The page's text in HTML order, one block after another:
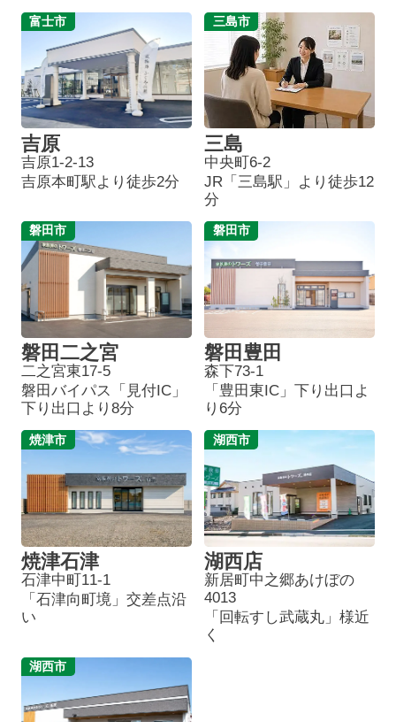
富士市
吉原
吉原1-2-13
吉原本町駅より徒歩2分
三島市
三島
中央町6-2
JR「三島駅」より徒歩12
分
磐田市
磐田二之宮
二之宮東17-5
磐田バイパス「見付IC」
下り出口より8分
磐田市
磐田豊田
森下73-1
「豊田東IC」下り出口よ
り6分
焼津市
焼津石津
石津中町11-1
「石津向町境」交差点沿
い
湖西市
湖西店
新居町中之郷あけぼの
4013
「回転すし武蔵丸」様近
く
湖西市